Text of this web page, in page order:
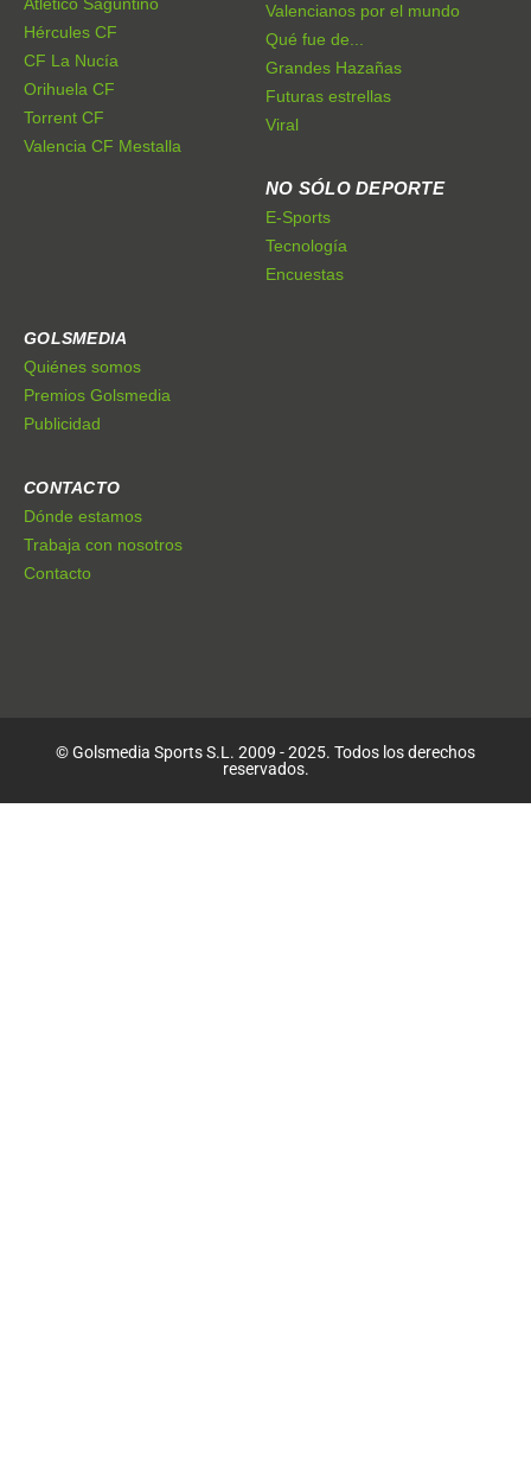
Atlético Saguntino
Hércules CF
CF La Nucía
Orihuela CF
Torrent CF
Valencia CF Mestalla
Valencianos por el mundo
Qué fue de...
Grandes Hazañas
Futuras estrellas
Viral
NO SÓLO DEPORTE
E-Sports
Tecnología
Encuestas
GOLSMEDIA
Quiénes somos
Premios Golsmedia
Publicidad
CONTACTO
Dónde estamos
Trabaja con nosotros
Contacto
© Golsmedia Sports S.L. 2009 - 2025. Todos los derechos
reservados.